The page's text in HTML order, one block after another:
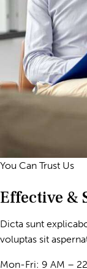
You Can Trust Us
Effective &
Dicta sunt
voluptas sit
Mon-Fri: 9 AM –